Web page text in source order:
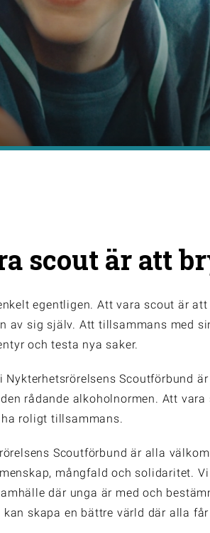
scout är att
egentligen. Att vara scout är
av sig själv. Att tillsammans med
och testa nya saker.
Nykterhetsrörelsens Scoutförbund
rådande alkoholnormen. Att
roligt tillsammans.
Scoutförbund är alla
mångfald och solidaritet.
där unga är med och
skapa en bättre värld där alla